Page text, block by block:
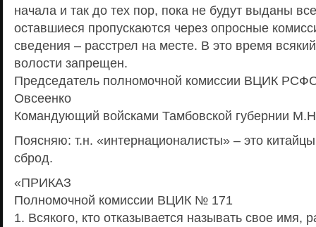
начала и так до тех пор, пока не будут выданы
оставшиеся пропускаются через опросные
сведения – расстрел на месте. В это время
волости запрещен.
Председатель полномочной комиссии ВЦИК
Овсеенко
Командующий войсками Тамбовской губернии
Поясняю: т.н. «интернационалисты» – это
сброд.
«ПРИКАЗ
Полномочной комиссии ВЦИК № 171
1. Всякого, кто отказывается называть свое имя,